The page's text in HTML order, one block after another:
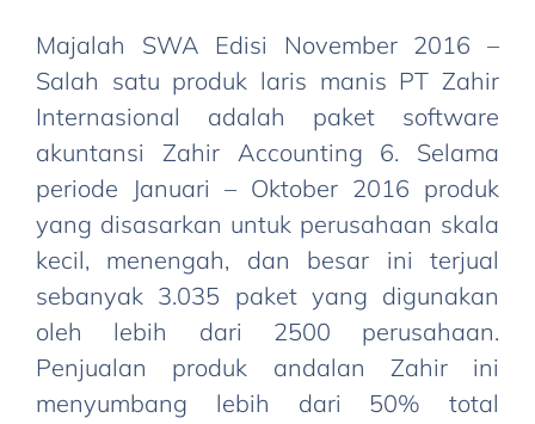
Majalah SWA Edisi November 2016 –
Salah satu produk laris manis PT Zahir
Internasional adalah paket software
akuntansi Zahir Accounting 6. Selama
periode Januari – Oktober 2016 produk
yang disasarkan untuk perusahaan skala
kecil, menengah, dan besar ini terjual
sebanyak 3.035 paket yang digunakan
oleh lebih dari 2500 perusahaan.
Penjualan produk andalan Zahir ini
menyumbang lebih dari 50% total